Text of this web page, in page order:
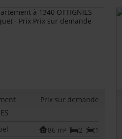
Prix sur demande
1
2
86 m²